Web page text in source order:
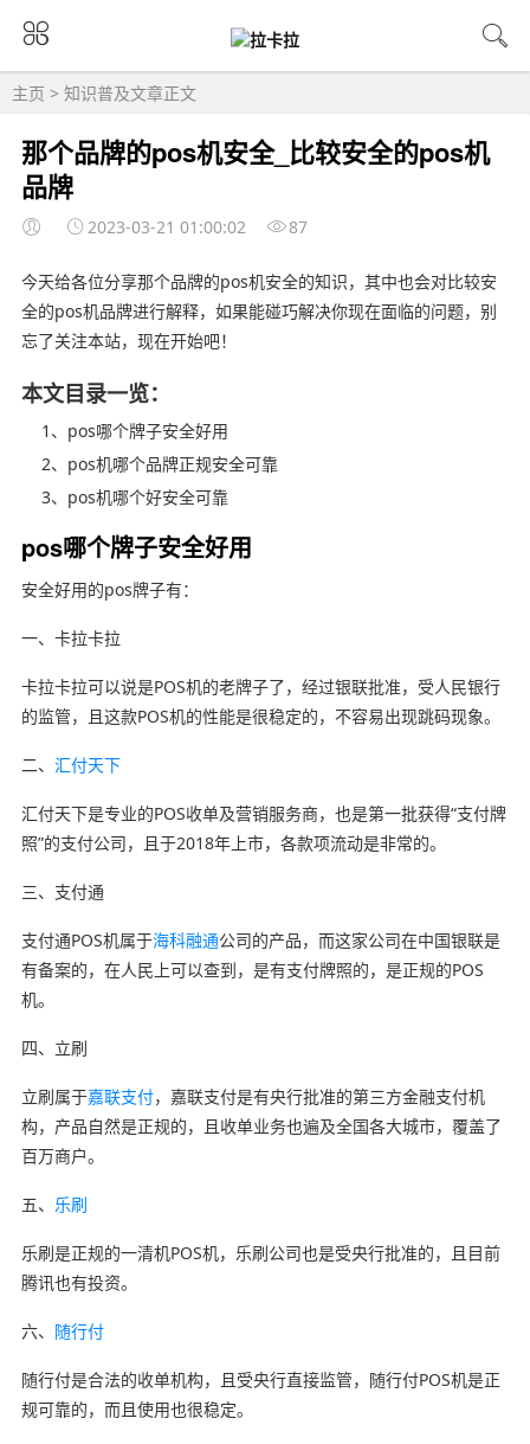
主页 > 知识普及文章正文
那个品牌的pos机安全_比较安全的pos机
品牌
2023-03-21 01:00:02 87
今天给各位分享那个品牌的pos机安全的知识，其中也会对比较安
全的pos机品牌进行解释，如果能碰巧解决你现在面临的问题，别
忘了关注本站，现在开始吧！
本文目录一览：
1、pos哪个牌子安全好用
2、pos机哪个品牌正规安全可靠
3、pos机哪个好安全可靠
pos哪个牌子安全好用
安全好用的pos牌子有：
一、卡拉卡拉
卡拉卡拉可以说是POS机的老牌子了，经过银联批准，受人民银行
的监管，且这款POS机的性能是很稳定的，不容易出现跳码现象。
二、 汇付天下
汇付天下是专业的POS收单及营销服务商，也是第一批获得“支付牌
照”的支付公司，且于2018年上市，各款项流动是非常的。
三、支付通
支付通POS机属于海科融通公司的产品，而这家公司在中国银联是
有备案的，在人民上可以查到，是有支付牌照的，是正规的POS
机。
四、立刷
立刷属于嘉联支付，嘉联支付是有央行批准的第三方金融支付机
构，产品自然是正规的，且收单业务也遍及全国各大城市，覆盖了
百万商户。
五、 乐刷
乐刷是正规的一清机POS机，乐刷公司也是受央行批准的，且目前
腾讯也有投资。
六、 随行付
随行付是合法的收单机构，且受央行直接监管，随行付POS机是正
规可靠的，而且使用也很稳定。